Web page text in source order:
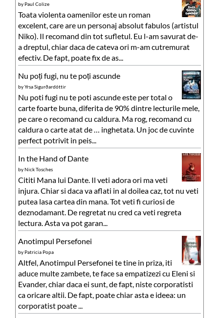
by Paul Colize
Toata violenta oamenilor este un roman
excelent, care are un personaj absolut fabulos (artistul
Niko). Il recomand din tot sufletul. Eu l-am savurat de-
a dreptul, chiar daca de cateva ori m-am cutremurat
efectiv. De fapt, poate fix de as...
Nu poți fugi, nu te poți ascunde
byYrsa Sigurðardóttir
Nu poti fugi nu te poti ascunde este per total o
carte foarte buna, diferita de 90% dintre lecturile mele,
pe care o recomand cu caldura. Ma rog, recomand cu
caldura o carte atat de … inghetata. Un joc de cuvinte
perfect potrivit in peis...
In the Hand of Dante
byNick Tosches
Cititi Mana lui Dante. Il veti adora ori ma veti
injura. Chiar si daca va aflati in al doilea caz, tot nu veti
putea lasa cartea din mana. Tot veti fi curiosi de
deznodamant. De regretat nu cred ca veti regreta
lectura. Asta va pot garan...
Anotimpul Persefonei
by Patricia Popa
Altfel, Anotimpul Persefonei te tine in priza, iti
aduce multe zambete, te face sa empatizezi cu Eleni si
Evander, chiar daca ei sunt, de fapt, niste corporatisti
ca oricare altii. De fapt, poate chiar asta e ideea: un
corporatist poate ...